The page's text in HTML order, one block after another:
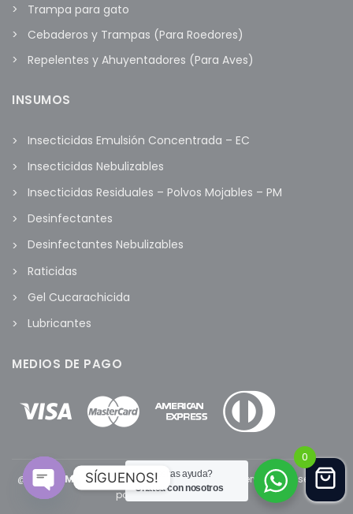
Trampa para gato
Cebaderos y Trampas (Para Roedores)
Repelentes y Ahuyentadores (Para Aves)
INSUMOS
Insecticidas Emulsión Concentrada – EC
Insecticidas Nebulizables
Insecticidas Residuales – Polvos Mojables – PM
Desinfectantes
Desinfectantes Nebulizables
Raticidas
Gel Cucarachicida
Lubricantes
MEDIOS DE PAGO
@2022 FUMI MARKET- Todos los derechos reservados. Diseñado
por
www.tandaperu.com
¿Necesitas ayuda?
Chatea con nosotros
0
SÍGUENOS!